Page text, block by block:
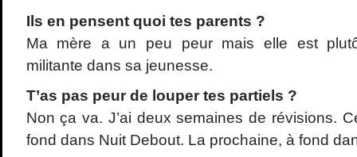
Ils en pensent quoi tes parents ?
Ma mère a un peu peur mais elle est
militante dans sa jeunesse.
T’as pas peur de louper tes partiels ?
Non ça va. J’ai deux semaines de révisions.
fond dans Nuit Debout. La prochaine, à fond